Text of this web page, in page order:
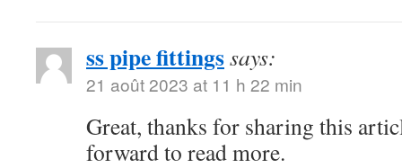
ss pipe fittingssays:
21 août 2023 at 11 h 22 min
Great, thanks for sharing this
forward to read more.